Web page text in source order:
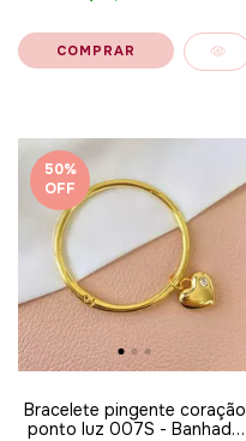
50%
OFF
Bracelete pingente coração
ponto luz 007S - Banhado